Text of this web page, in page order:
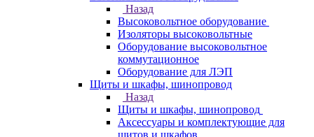
Назад
Высоковольтное оборудование
Изоляторы высоковольтные
Оборудование высоковольтное
коммутационное
Оборудование для ЛЭП
Щиты и шкафы, шинопровод
Назад
Щиты и шкафы, шинопровод
Аксессуары и комплектующие для
щитов и шкафов